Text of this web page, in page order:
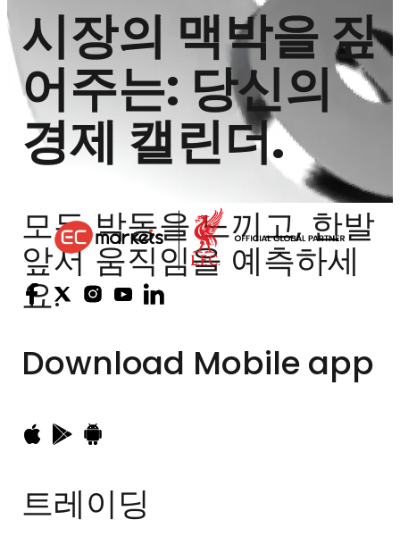
시장의 맥박을 짚
어주는: 당신의
경제 캘린더.
모든 박동을 느끼고, 한발
앞서 움직임을 예측하세
요.
Download Mobile app
트레이딩